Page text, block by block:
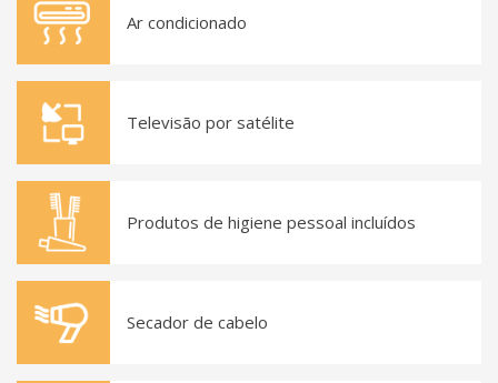
Ar condicionado
Televisão por satélite
Produtos de higiene pessoal incluídos
Secador de cabelo